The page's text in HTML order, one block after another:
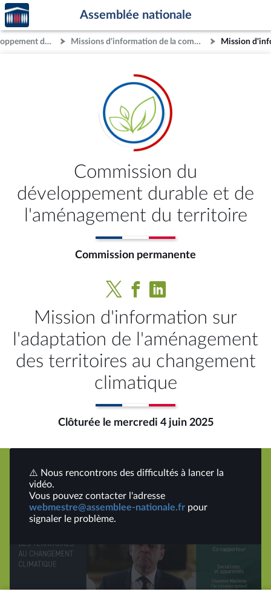
Aller au contenu
Aller en bas de la page
Accèder
à la
page
d'accueil
Assemblée nationale
Commission du développement durable et de l'aménagement du territoire Missions d'information de la commission
Commission du
développement durable et de
l'aménagement du territoire
Commission permanente
Mission d'information sur
l'adaptation de l'aménagement
des territoires au changement
climatique
Clôturée le mercredi 4 juin 2025
Lire
la
⚠️ Nous rencontrons des difficultés à lancer la
vidéo.
Vous pouvez contacter l'adresse
webmestre@assemblee-nationale.fr pour
signaler le problème.